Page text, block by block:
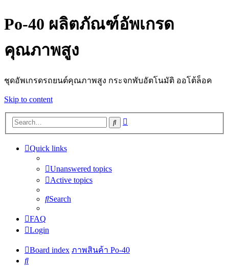
Po-40 ผลิตภัณฑ์อัพเกรด
คุณภาพสูง
ชุดอัพเกรดรถยนต์คุณภาพสูง กระจกพับอัตโนมัติ ออโต้ล็อค
Skip to content
Search
Quick links
Unanswered topics
Active topics
Search
FAQ
Login
Board index ภาพสินค้า Po-40
Search